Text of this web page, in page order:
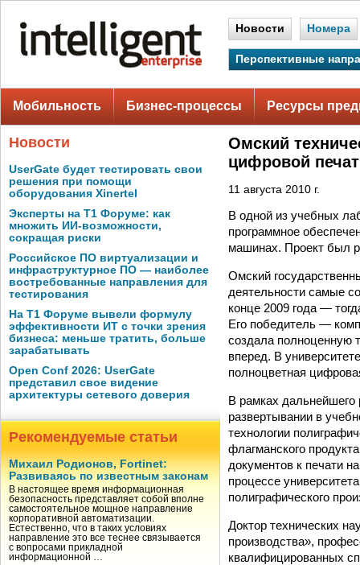
Новости Номера
Перспективные
Мобильность Бизнес-процессы Ресурсы
Новости
UserGate будет тестировать свои
решения при помощи
оборудования Xinertel
Эксперты на Т1 Форуме: как
множить ИИ-возможности,
сокращая риски
Российское ПО виртуализации и
инфраструктурное ПО — наиболее
востребованные направления для
тестирования
На Т1 Форуме вывели формулу
эффективности ИТ с точки зрения
бизнеса: меньше тратить, больше
зарабатывать
Open Conf 2026: UserGate
представил свое видение
архитектуры сетевого доверия
Рекомендуемые статьи
Михаил Родионов, Fortinet:
Развиваясь по известным законам
В настоящее время информационная
безопасность представляет собой вполне
самостоятельное мощное направление
корпоративной автоматизации.
Естественно, что в таких условиях
направление это все теснее связывается
с вопросами прикладной
информационной …
Омский
цифровой
11 августа 2010 г.
В одной из учебных
программное
машинах. Проект был
Омский
деятельности самые
конце 2009 года —
Его победитель —
создала полноценную
вперед. В
полноцветная
В рамках
развертывании в
технологии
флагманского
документов к печати
процессе
полиграфического
Доктор технических
производства»,
квалифицированных